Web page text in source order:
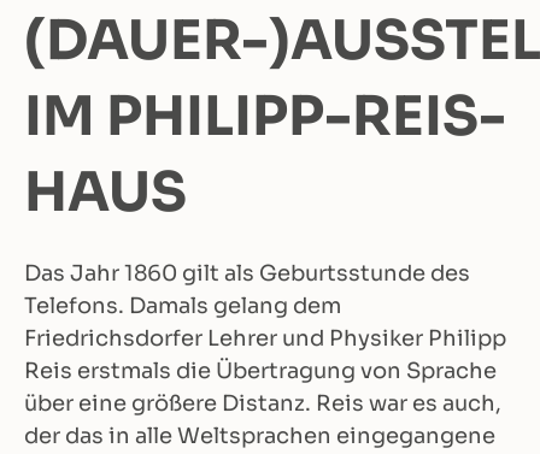
(DAUER-
IM PHILIPP-REIS-
HAUS
Das Jahr 1860 gilt als Geburtsstunde des
Telefons. Damals gelang dem
Friedrichsdorfer Lehrer und Physiker Philipp
Reis erstmals die Übertragung von Sprache
über eine größere Distanz. Reis war es auch,
der das in alle Weltsprachen eingegangene